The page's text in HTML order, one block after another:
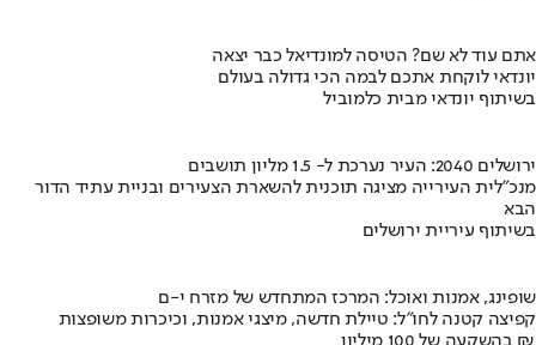
אתם עוד לא שם? הטיסה למונדיאל כבר יצאה
יונדאי לוקחת אתכם לבמה הכי גדולה בעולם
בשיתוף יונדאי מבית כלמוביל
ירושלים 2040: העיר נערכת ל- 1.5 מליון תושבים
מנכ"לית העירייה מציגה תוכנית להשארת הצעירים ובניית עתיד הדור
הבא
בשיתוף עיריית ירושלים
שופינג, אמנות ואוכל: המרכז המתחדש של מזרח י-ם
קפיצה קטנה לחו"ל: טיילת חדשה, מיצגי אמנות, וכיכרות משופצות